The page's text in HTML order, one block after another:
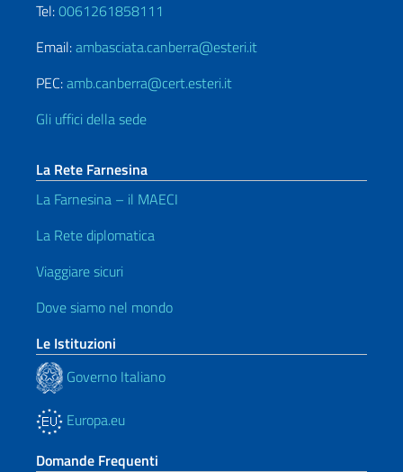
Tel:0061261858111
Email:ambasciata.canberra@esteri.it
PEC:amb.canberra@cert.esteri.it
Gli uffici della sede
La Rete Farnesina
La Farnesina – il MAECI
La Rete diplomatica
Viaggiare sicuri
Dove siamo nel mondo
Le Istituzioni
Governo Italiano
Europa.eu
Domande Frequenti